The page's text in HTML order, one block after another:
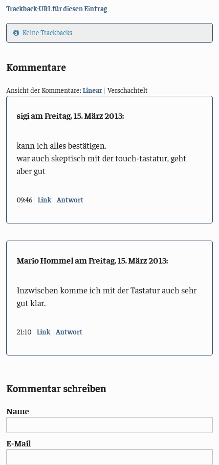
Trackback-URL für diesen Eintrag
Keine Trackbacks
Kommentare
Ansicht der Kommentare:Linear | Verschachtelt
sigi amFreitag, 15. März 2013:
kann ich alles bestätigen.
war auch skeptisch mit der touch-tastatur, geht
aber gut
09:46 Link Antwort
Mario Hommel amFreitag, 15. März 2013:
Inzwischen komme ich mit der Tastatur auch sehr
gut klar.
21:10 Link Antwort
Kommentar schreiben
Name
E-Mail